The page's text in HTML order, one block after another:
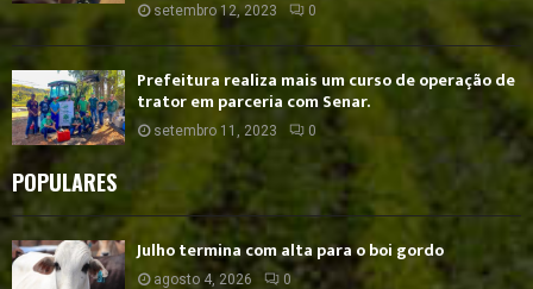
setembro 12, 2023 0
Prefeitura realiza mais um curso de operação de
trator em parceria com Senar.
setembro 11, 2023 0
POPULARES
Julho termina com alta para o boi gordo
agosto 4, 2026 0